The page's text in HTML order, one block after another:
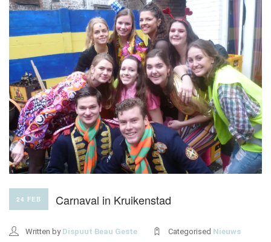
ONZE HUIZEN
CONTACT
24 FEB Carnaval in Kruikenstad
Written by Dispuut Beau Geste Categorised Nieuws